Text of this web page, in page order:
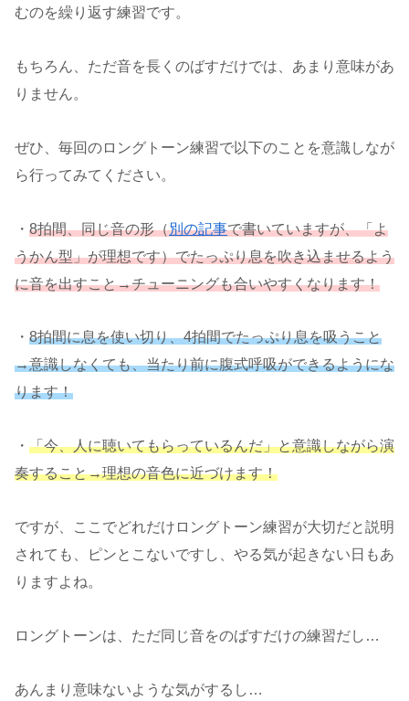
むのを繰り返す練習です。
もちろん、ただ音を長くのばすだけでは、あまり意味があ
りません。
ぜひ、毎回のロングトーン練習で以下のことを意識しなが
ら行ってみてください。
・ 8拍間、同じ音の形（別の記事で書いていますが、「よ
うかん型」が理想です）でたっぷり息を吹き込ませるよう
に音を出すこと→チューニングも合いやすくなります！
・ 8拍間に息を使い切り、4拍間でたっぷり息を吸うこと
→意識しなくても、当たり前に腹式呼吸ができるようにな
ります！
・ 「今、人に聴いてもらっているんだ」と意識しながら演
奏すること→理想の音色に近づけます！
ですが、ここでどれだけロングトーン練習が大切だと説明
されても、ピンとこないですし、やる気が起きない日もあ
りますよね。
ロングトーンは、ただ同じ音をのばすだけの練習だし…
あんまり意味ないような気がするし…